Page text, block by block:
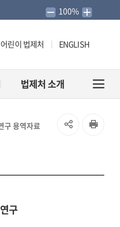
100%
어린이 법제처 ENGLISH
법제처 소개
구 용역자료
SNS
인
구